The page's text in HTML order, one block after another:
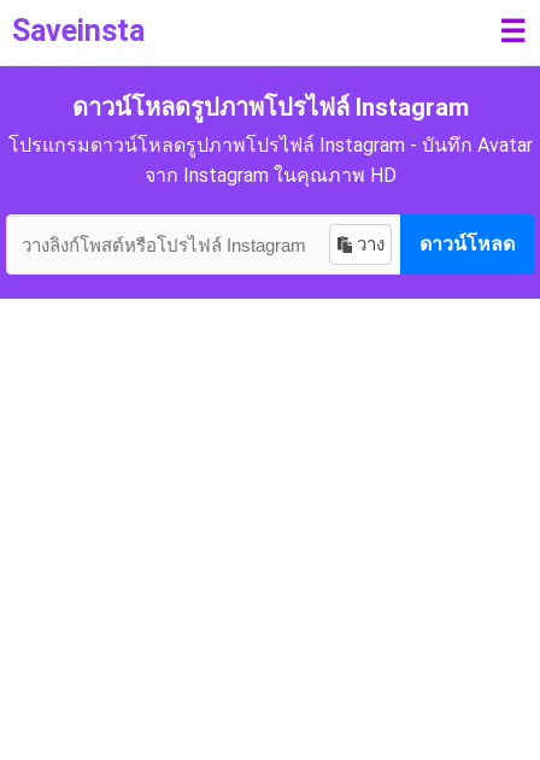
Saveinsta ☰
ดาวน์โหลดรูปภาพโปรไฟล์ Instagram
โปรแกรมดาวน์โหลดรูปภาพโปรไฟล์ Instagram - บันทึก Avatar
จาก Instagram ในคุณภาพ HD
วาง ดาวน์โหลด